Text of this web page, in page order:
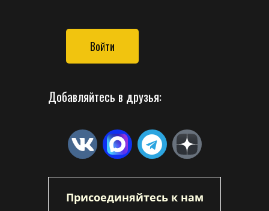
Войти
Добавляйтесь в друзья:
Присоединяйтесь к нам